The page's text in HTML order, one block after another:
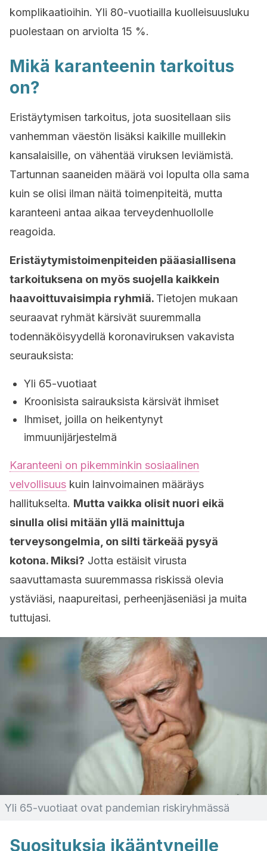
komplikaatioihin. Yli 80-vuotiailla kuolleisuusluku
puolestaan on arviolta 15 %.
Mikä karanteenin tarkoitus
on?
Eristäytymisen tarkoitus, jota suositellaan siis
vanhemman väestön lisäksi kaikille muillekin
kansalaisille, on vähentää viruksen leviämistä.
Tartunnan saaneiden määrä voi lopulta olla sama
kuin se olisi ilman näitä toimenpiteitä, mutta
karanteeni antaa aikaa terveydenhuollolle
reagoida.
Eristäytymistoimenpiteiden pääasiallisena
tarkoituksena on myös suojella kaikkein
haavoittuvaisimpia ryhmiä. Tietojen mukaan
seuraavat ryhmät kärsivät suuremmalla
todennäköisyydellä koronaviruksen vakavista
seurauksista:
Yli 65-vuotiaat
Kroonisista sairauksista kärsivät ihmiset
Ihmiset, joilla on heikentynyt
immuunijärjestelmä
Karanteeni on pikemminkin sosiaalinen
velvollisuus kuin lainvoimainen määräys
hallitukselta. Mutta vaikka olisit nuori eikä
sinulla olisi mitään yllä mainittuja
terveysongelmia, on silti tärkeää pysyä
kotona. Miksi? Jotta estäisit virusta
saavuttamasta suuremmassa riskissä olevia
ystäviäsi, naapureitasi, perheenjäseniäsi ja muita
tuttujasi.
Yli 65-vuotiaat ovat pandemian riskiryhmässä
Suosituksia ikääntyneille